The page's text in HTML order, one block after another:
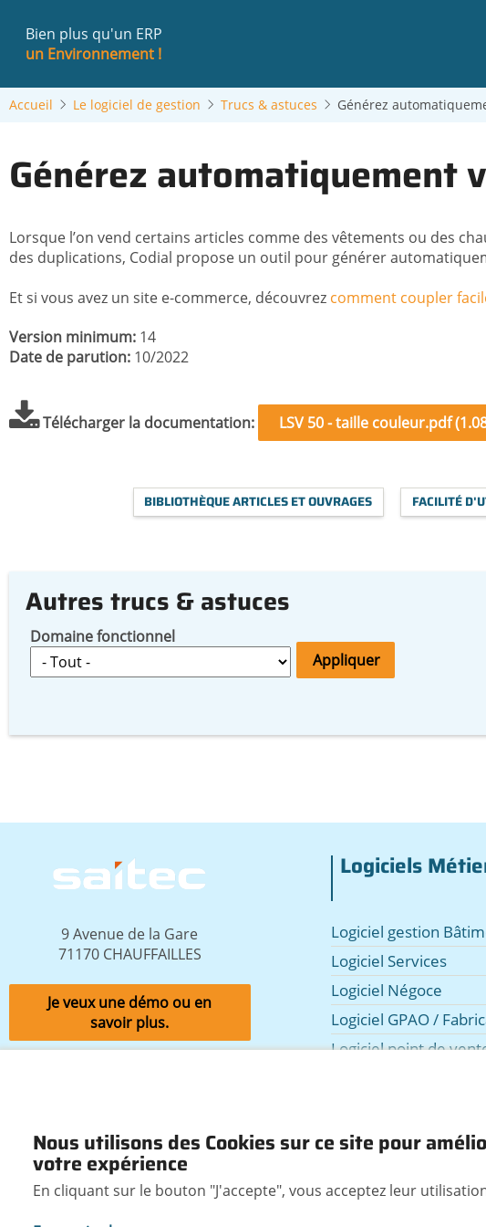
contenu
Bien plus qu'un ERP
un Environnement !
Accueil Le logiciel de gestion Trucs & astuces Générez
Générez automatiquement
Lorsque l’on vend certains articles comme des vêtements ou des
des duplications, Codial propose un outil pour générer
Et si vous avez un site e-commerce, découvrez comment coupler
Version minimum 14
Date de parution 10/2022
Télécharger la documentation LSV 50 - taille couleur.pdf
BIBLIOTHÈQUE ARTICLES ET OUVRAGES FACILITÉ
Autres trucs & astuces
Domaine fonctionnel
9 Avenue de la Gare
71170 CHAUFFAILLES
Je veux une démo ou en
savoir plus.
Logiciels
Logiciel gestion
Logiciel Services
Logiciel Négoce
Logiciel GPAO /
Logiciel point de
Les modules et
Nous utilisons des Cookies sur ce site pour
votre expérience
En cliquant sur le bouton "J'accepte", vous acceptez leur